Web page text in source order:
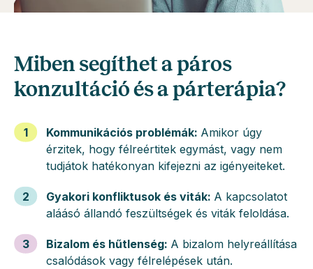
Miben segíthet a páros
konzultáció és a párterápia?
1 Kommunikációs problémák: Amikor úgy
érzitek, hogy félreértitek egymást, vagy nem
tudjátok hatékonyan kifejezni az igényeiteket.
2 Gyakori konfliktusok és viták: A kapcsolatot
aláásó állandó feszültségek és viták feloldása.
3 Bizalom és hűtlenség: A bizalom helyreállítása
csalódások vagy félrelépések után.